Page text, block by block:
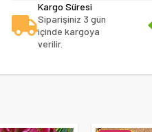
Kargo Süresi
Siparişiniz 3 gün
içinde kargoya
verilir.